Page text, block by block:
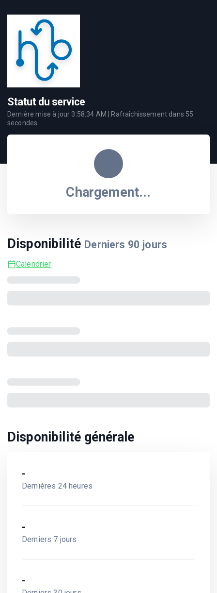
Statut du service
Dernière mise à jour 3:58:34 AM | Rafraîchissement dans 55
secondes
Chargement...
Disponibilité Derniers 90 jours
Calendrier
Disponibilité générale
-
Dernières 24 heures
-
Derniers 7 jours
-